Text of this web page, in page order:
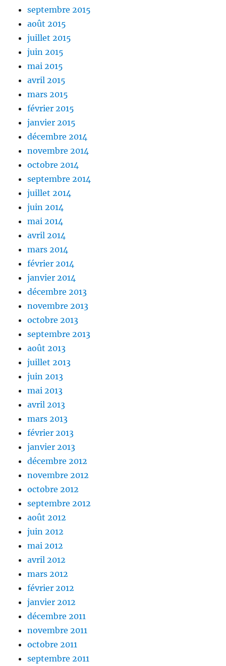
septembre 2015
août 2015
juillet 2015
juin 2015
mai 2015
avril 2015
mars 2015
février 2015
janvier 2015
décembre 2014
novembre 2014
octobre 2014
septembre 2014
juillet 2014
juin 2014
mai 2014
avril 2014
mars 2014
février 2014
janvier 2014
décembre 2013
novembre 2013
octobre 2013
septembre 2013
août 2013
juillet 2013
juin 2013
mai 2013
avril 2013
mars 2013
février 2013
janvier 2013
décembre 2012
novembre 2012
octobre 2012
septembre 2012
août 2012
juin 2012
mai 2012
avril 2012
mars 2012
février 2012
janvier 2012
décembre 2011
novembre 2011
octobre 2011
septembre 2011